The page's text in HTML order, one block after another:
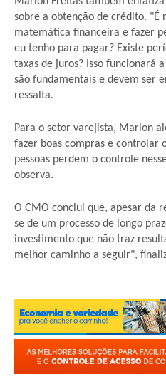
sobre a obtenção de crédito. "É
matemática financeira e fazer
eu tenho para pagar? Existe
taxas de juros? Isso funcionará
são fundamentais e devem ser
ressalta.
Para o setor varejista, Marlon
fazer boas compras e controlar
pessoas perdem o controle
observa.
O CMO conclui que, apesar da
se de um processo de longo
investimento que não traz
melhor caminho a seguir",